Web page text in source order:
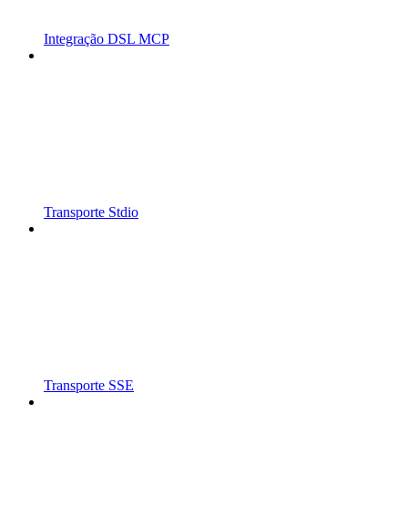
Integração DSL MCP
Transporte Stdio
Transporte SSE